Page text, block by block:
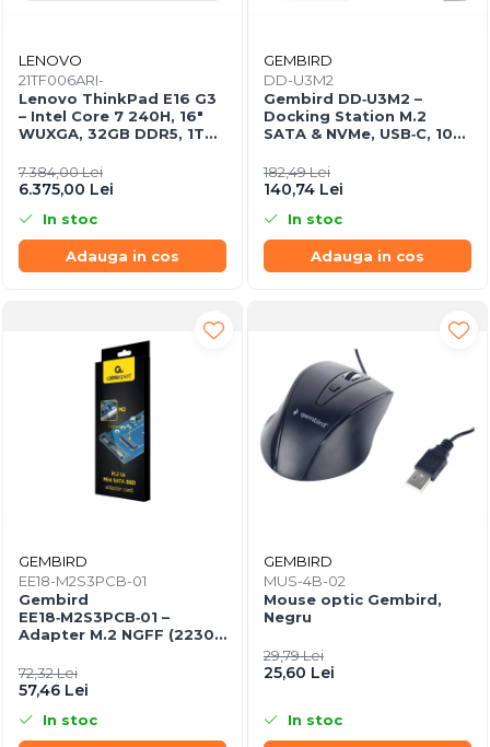
LENOVO
21TF006ARI-
Lenovo ThinkPad E16 G3
– Intel Core 7 240H, 16"
WUXGA, 32GB DDR5, 1TB
7.384,00 Lei
6.375,00 Lei
In stoc
Adauga in cos
GEMBIRD
DD-U3M2
Gembird DD‑U3M2 –
Docking Station M.2
SATA & NVMe, USB‑C, 10
182,49 Lei
140,74 Lei
In stoc
Adauga in cos
GEMBIRD
EE18-M2S3PCB-01
Gembird
EE18‑M2S3PCB‑01 –
Adapter M.2 NGFF (2230–
6Gb/s
72,32 Lei
57,46 Lei
In stoc
GEMBIRD
MUS-4B-02
Mouse optic Gembird,
Negru
29,79 Lei
25,60 Lei
In stoc